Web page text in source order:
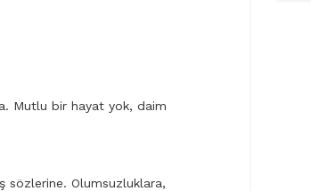
Mutlu bir hayat yok, daim
sözlerine. Olumsuzluklara,